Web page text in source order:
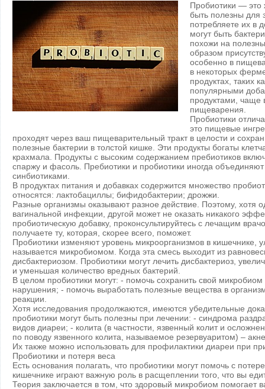
Пробиотики — это
быть полезны для
потребляете их в
могут быть
похожи на
образом
особенно в
в некоторых
продуктах, таких
популярными
продуктами, чаще
пищеварения.
Пробиотики
это пищевые
проходят через ваш пищеварительный тракт в целости и
полезные бактерии в толстой кишке. Эти продукты богаты
крахмала. Продукты с высоким содержанием пребиотиков
спаржу и фасоль. Пребиотики и пробиотики иногда
синбиотиками.
В продуктах питания и добавках содержится множество
относятся: лактобациллы; бифидобактерии; дрожжи.
Разные организмы оказывают разное действие. Поэтому, хотя
вагинальной инфекции, другой может не оказать никакого
пробиотическую добавку, проконсультируйтесь с лечащим
получаете ту, которая, скорее всего, поможет.
Пробиотики изменяют уровень микроорганизмов в кишечнике,
называется микробиомом. Когда эта смесь выходит из
дисбактериозом. Пробиотики могут лечить дисбактериоз,
и уменьшая количество вредных бактерий.
В целом пробиотики могут: - помочь сохранить свой микробиом
нарушения; - помочь выработать полезные вещества в
реакции.
Хотя исследования продолжаются, имеются убедительные
пробиотики могут быть полезны при лечении: - синдрома
видов диареи; - колита (в частности, язвенный колит и
по поводу язвенного колита, называемое резервуаритом) –
Их также можно использовать для профилактики диареи при
Пробиотики и потеря веса
Есть основания полагать, что пробиотики могут помочь с
кишечнике играют важную роль в расщеплении того, что вы
Теория заключается в том, что здоровый микробиом помогает